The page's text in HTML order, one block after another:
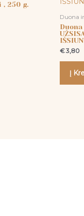
250 g.
Duona
€3,80
Į